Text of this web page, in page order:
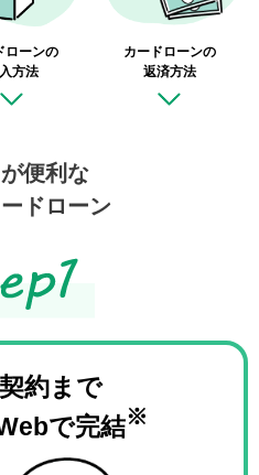
ローンの
方法
カードローンの
返済方法
便利な
ドローン
約まで
で完結※